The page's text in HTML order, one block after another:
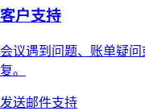
客户支持
会议遇到问题、账单疑
复。
发送邮件支持